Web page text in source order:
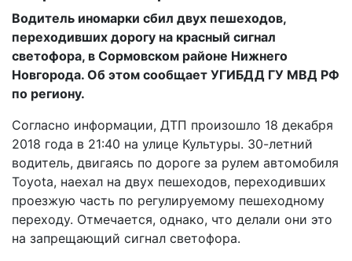
Водитель иномарки сбил двух пешеходов,
переходивших дорогу на красный сигнал
светофора, в Сормовском районе Нижнего
Новгорода. Об этом сообщает УГИБДД ГУ МВД РФ
по региону.
Согласно информации, ДТП произошло 18 декабря
2018 года в 21:40 на улице Культуры. 30-летний
водитель, двигаясь по дороге за рулем автомобиля
Toyota, наехал на двух пешеходов, переходивших
проезжую часть по регулируемому пешеходному
переходу. Отмечается, однако, что делали они это
на запрещающий сигнал светофора.